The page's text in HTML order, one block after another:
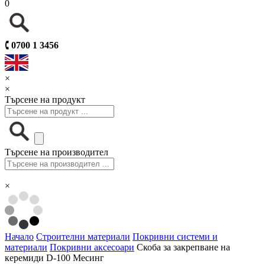
0
🕻 0700 1 3456
×
×
Търсене на продукт
Търсене на производител
×
Начало Строителни материали Покривни системи и
материали Покривни аксесоари Скоба за закрепване на
керемиди D-100 Месинг